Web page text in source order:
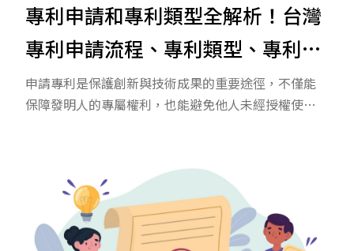
專利申請和專利類型全解析！台灣
專利申請流程、專利類型、專利申
請費用看這篇一次了解
申請專利是保護創新與技術成果的重要途徑，不僅能
保障發明人的專屬權利，也能避免他人未經授權使用
得專利，除了掌握「新穎性、進步性、產業利用性」
三大要件，更要熟悉申請流程與常見問題。本文一次
解釋專利申請的條件、流程、費用與注意事項。